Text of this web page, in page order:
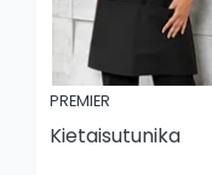
PREMIER
Kietaisutunika